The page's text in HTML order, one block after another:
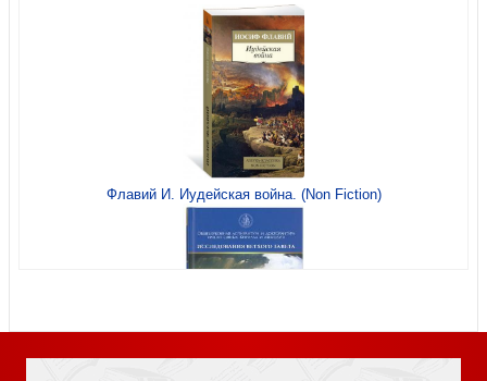
Святитель Спиридон Тримифунтский (Благовест)
Флавий И. Иудейская война. (Non Fiction)